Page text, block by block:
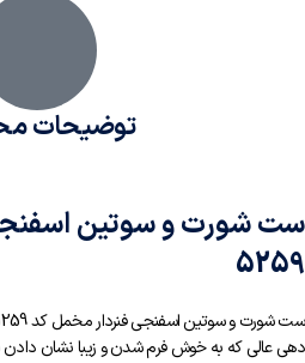
توضیحات
ست شورت و سوتین
5259
دهی عالی که به خوش فرم شدن و زیبا نشان دادن